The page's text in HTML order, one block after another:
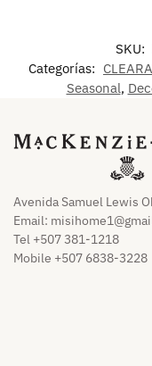
SKU:
Categorías:
Seasonal,
Avenida Samuel Lewis
Email:
Tel +507 381-1218
Mobile +507 6838-3228